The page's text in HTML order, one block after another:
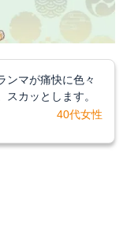
ンマが痛快に色々
スカッとします。
40代女性